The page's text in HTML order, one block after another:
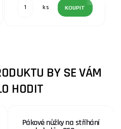
ks KOUPIT
BY SE VÁM
HODIT
Pákové nůžky na stříhání